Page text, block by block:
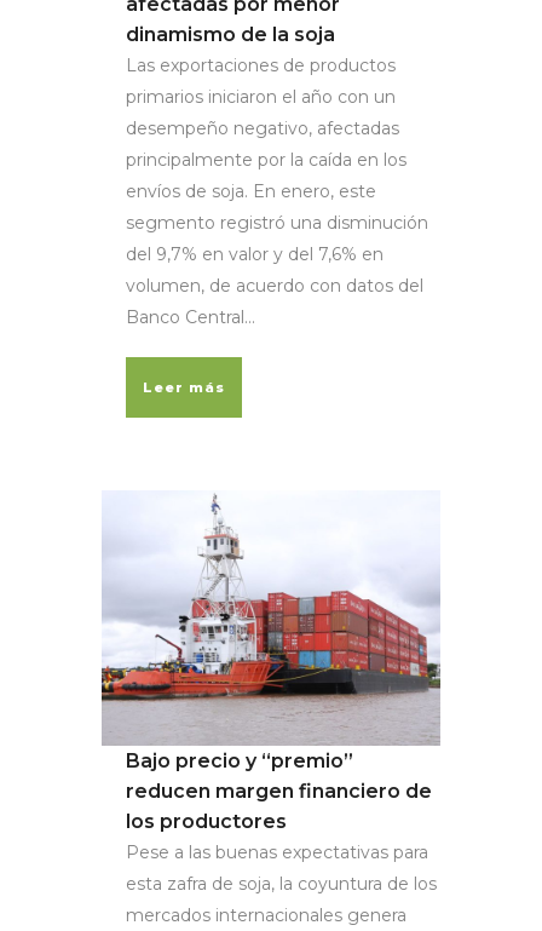
afectadas por menor
dinamismo de la soja
Las exportaciones de productos
primarios iniciaron el año con un
desempeño negativo, afectadas
principalmente por la caída en los
envíos de soja. En enero, este
segmento registró una disminución
del 9,7% en valor y del 7,6% en
volumen, de acuerdo con datos del
Banco Central...
Leer más
Bajo precio y “premio”
reducen margen financiero de
los productores
Pese a las buenas expectativas para
esta zafra de soja, la coyuntura de los
mercados internacionales genera